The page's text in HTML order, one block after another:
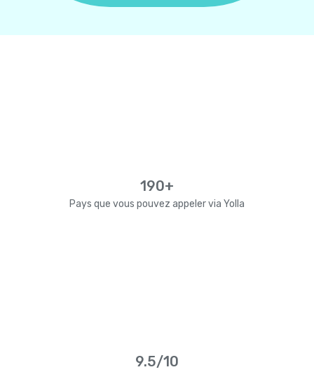
190+
Pays que vous pouvez appeler via Yolla
9.5/10